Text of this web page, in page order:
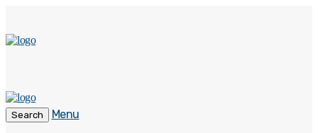
Search
Menu